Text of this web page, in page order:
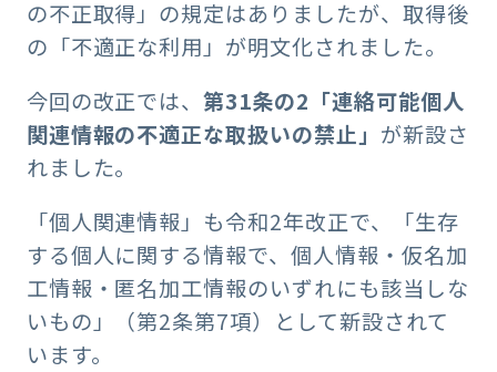
の不正取得」の規定はありましたが、取得後
の「不適正な利用」が明文化されました。
今回の改正では、第31条の2「連絡可能個人
関連情報の不適正な取扱いの禁止」 が新設さ
れました。
「個人関連情報」も令和2年改正で、「生存
する個人に関する情報で、個人情報・仮名加
工情報・匿名加工情報のいずれにも該当しな
いもの」（第2条第7項）として新設されて
います。